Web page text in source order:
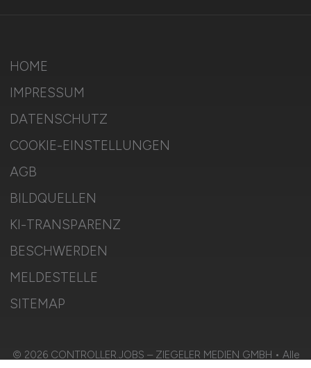
HOME
IMPRESSUM
DATENSCHUTZ
COOKIE-EINSTELLUNGEN
AGB
BILDQUELLEN
KI-TRANSPARENZ
BESCHWERDEN
MELDESTELLE
SITEMAP
© 2026 CONTROLLER.JOBS – ZIEGELER MEDIEN GMBH • Alle